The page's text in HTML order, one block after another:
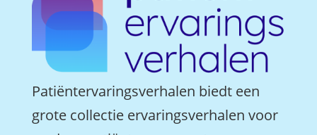
Patiëntervaringsverhalen biedt een
grote collectie ervaringsverhalen voor